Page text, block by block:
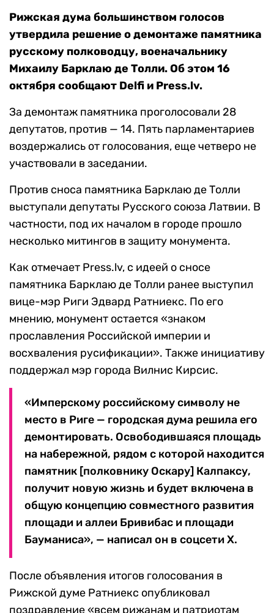
Рижская дума большинством голосов
утвердила решение о демонтаже памятника
русскому полководцу, военачальнику
Михаилу Барклаю де Толли. Об этом 16
октября сообщают Delfi и Press.lv.
За демонтаж памятника проголосовали 28
депутатов, против — 14. Пять парламентариев
воздержались от голосования, еще четверо не
участвовали в заседании.
Против сноса памятника Барклаю де Толли
выступали депутаты Русского союза Латвии. В
частности, под их началом в городе прошло
несколько митингов в защиту монумента.
Как отмечает Press.lv, с идеей о сносе
памятника Барклаю де Толли ранее выступил
вице-мэр Риги Эдвард Ратниекс. По его
мнению, монумент остается «знаком
прославления Российской империи и
восхваления русификации». Также инициативу
поддержал мэр города Вилнис Кирсис.
«Имперскому российскому символу не
место в Риге — городская дума решила его
демонтировать. Освободившаяся площадь
на набережной, рядом с которой находится
памятник [полковнику Оскару] Калпаксу,
получит новую жизнь и будет включена в
общую концепцию совместного развития
площади и аллеи Бривибас и площади
Бауманиса», — написал он в соцсети Х.
После объявления итогов голосования в
Рижской думе Ратниекс опубликовал
поздравление «всем рижанам и патриотам